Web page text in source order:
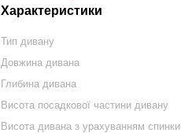
Характеристики
Тип дивану
Довжина дивана
Глибина дивана
Висота посадкової частини дивану
Висота дивана з урахуванням спинки